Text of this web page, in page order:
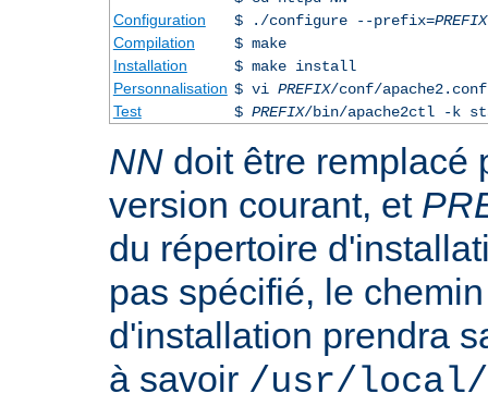
Configuration
$ ./configure --prefix=PREFIX
Compilation
$ make
Installation
$ make install
Personnalisation $ vi PREFIX/conf/apache2.conf
Test
$ PREFIX/bin/apache2ctl -k
NN doit être remplacé
version courant, et
du répertoire
pas spécifié, le
d'installation prendra
à savoir /usr/local/